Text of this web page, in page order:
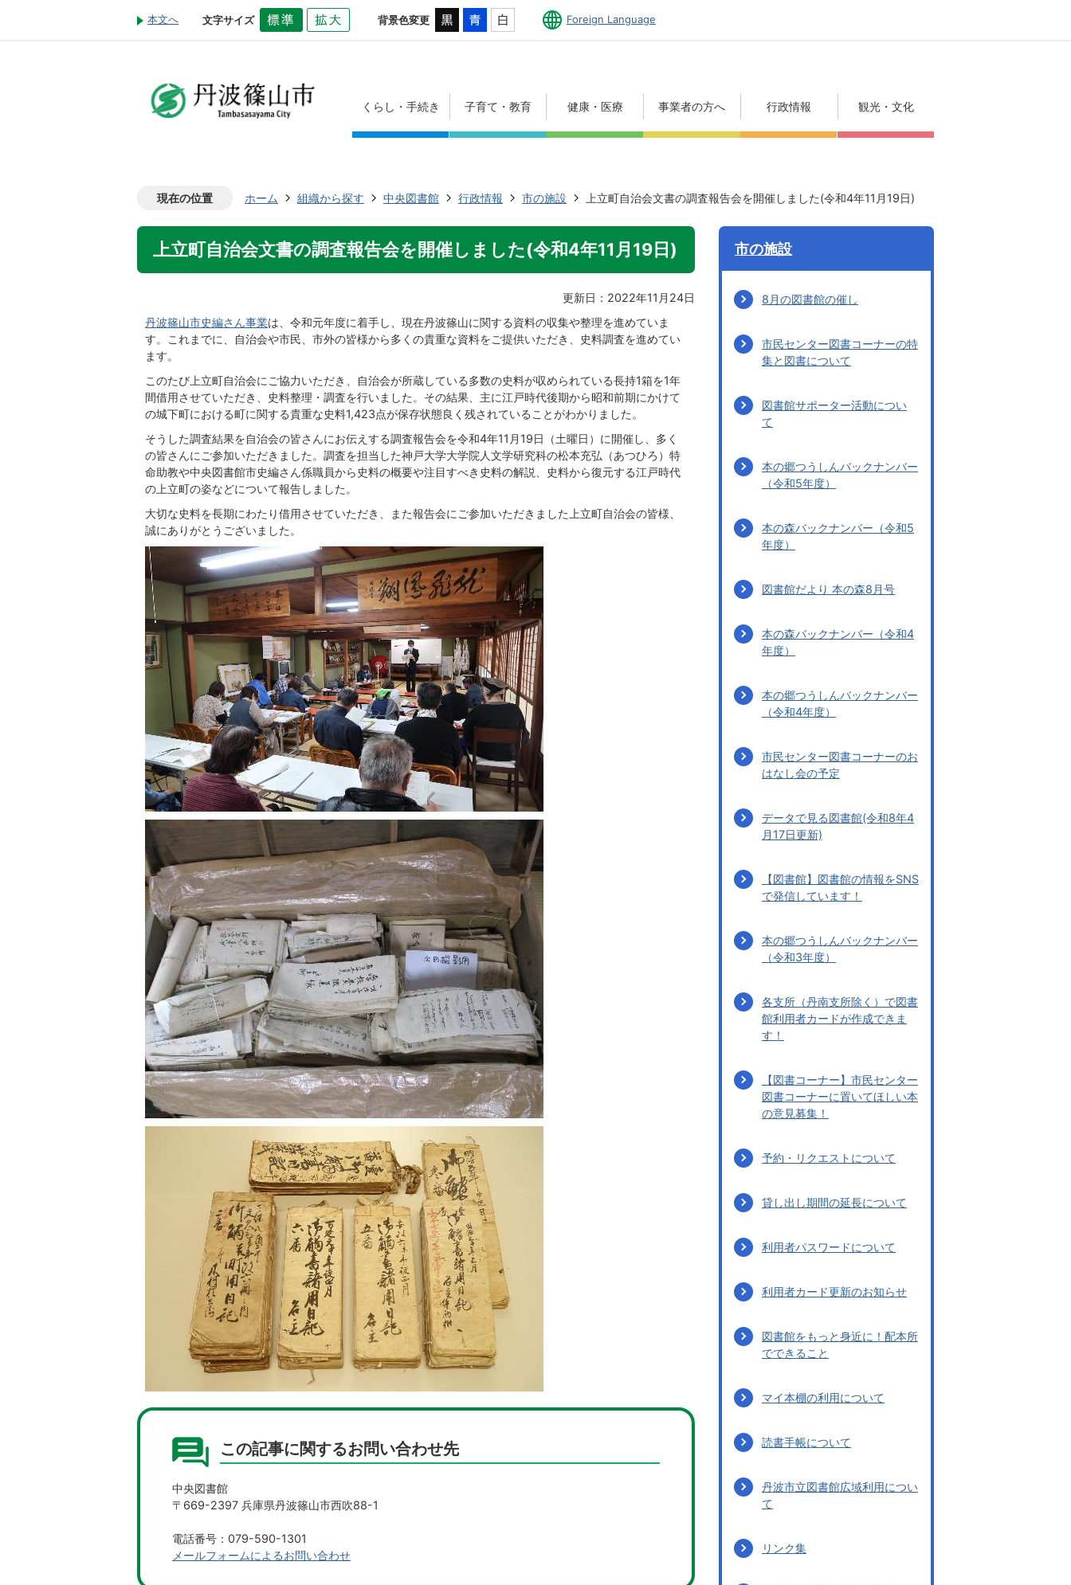
本文へ 文字サイズ 背景色変更 Foreign Language
くらし・手続き 子育て・教育 健康・医療 事業者の方へ 行政情報 観光・文化
現在の位置 ホーム 組織から探す 中央図書館 行政情報 市の施設 上立町自治会文書の調査報告会を開催しました(令和4年11月19日)
上立町自治会文書の調査報告会を開催しました(令和4年11月19日)
更新日：2022年11月24日
丹波篠山市史編さん事業は、令和元年度に着手し、現在丹波篠山に関する資料の収集や整理を進めていま
す。これまでに、自治会や市民、市外の皆様から多くの貴重な資料をご提供いただき、史料調査を進めてい
ます。
このたび上立町自治会にご協力いただき、自治会が所蔵している多数の史料が収められている長持1箱を1年
間借用させていただき、史料整理・調査を行いました。その結果、主に江戸時代後期から昭和前期にかけて
の城下町における町に関する貴重な史料1,423点が保存状態良く残されていることがわかりました。
そうした調査結果を自治会の皆さんにお伝えする調査報告会を令和4年11月19日（土曜日）に開催し、多く
の皆さんにご参加いただきました。調査を担当した神戸大学大学院人文学研究科の松本充弘（あつひろ）特
命助教や中央図書館市史編さん係職員から史料の概要や注目すべき史料の解説、史料から復元する江戸時代
の上立町の姿などについて報告しました。
大切な史料を長期にわたり借用させていただき、また報告会にご参加いただきました上立町自治会の皆様、
誠にありがとうございました。
この記事に関するお問い合わせ先
中央図書館
〒669-2397 兵庫県丹波篠山市西吹88-1
電話番号：079-590-1301
メールフォームによるお問い合わせ
市の施設
8月の図書館の催し
市民センター図書コーナーの特
集と図書について
図書館サポーター活動につい
て
本の郷つうしんバックナンバー
（令和5年度）
本の森バックナンバー（令和5
年度）
図書館だより 本の森8月号
本の森バックナンバー（令和4
年度）
本の郷つうしんバックナンバー
（令和4年度）
市民センター図書コーナーのお
はなし会の予定
データで見る図書館(令和8年4
月17日更新)
【図書館】図書館の情報をSNS
で発信しています！
本の郷つうしんバックナンバー
（令和3年度）
各支所（丹南支所除く）で図書
館利用者カードが作成できま
す！
【図書コーナー】市民センター
図書コーナーに置いてほしい本
の意見募集！
予約・リクエストについて
貸し出し期間の延長について
利用者パスワードについて
利用者カード更新のお知らせ
図書館をもっと身近に！配本所
でできること
マイ本棚の利用について
読書手帳について
丹波市立図書館広域利用につい
て
リンク集